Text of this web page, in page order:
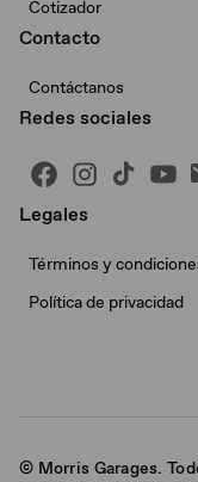
Cotizador
Contacto
Contáctanos
Redes sociales
Legales
Términos y
Política de privacidad
© Morris Garages.